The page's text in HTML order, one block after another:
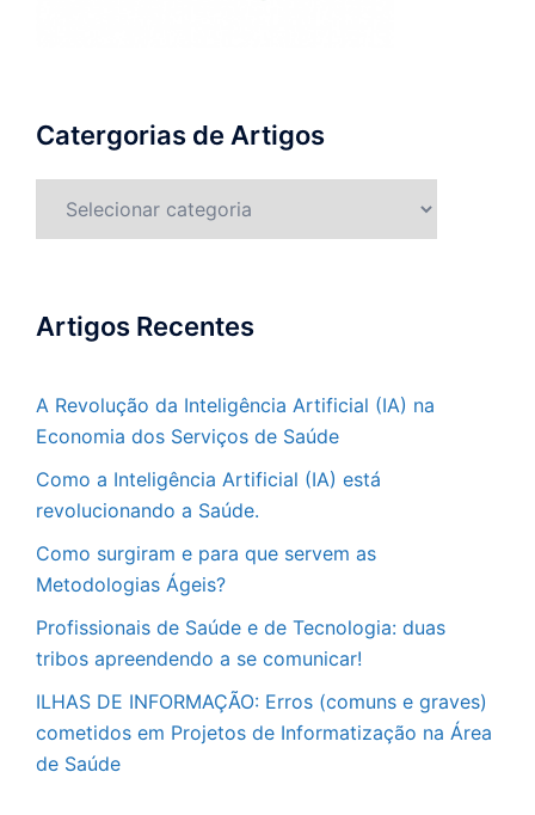
Catergorias de Artigos
Artigos Recentes
A Revolução da Inteligência Artificial (IA) na
Economia dos Serviços de Saúde
Como a Inteligência Artificial (IA) está
revolucionando a Saúde.
Como surgiram e para que servem as
Metodologias Ágeis?
Profissionais de Saúde e de Tecnologia: duas
tribos apreendendo a se comunicar!
ILHAS DE INFORMAÇÃO: Erros (comuns e graves)
cometidos em Projetos de Informatização na Área
de Saúde